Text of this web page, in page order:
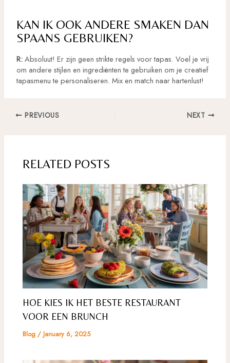
KAN IK OOK ANDERE SMAKEN DAN
SPAANS GEBRUIKEN?
R:Absoluut! Er zijn geen strikte regels voor tapas. Voel je vrij
om andere stijlen en ingrediënten te gebruiken om je creatief
tapasmenu te personaliseren. Mix en match naar hartenlust!
Post
PREVIOUS NEXT
RELATED POSTS
HOE KIES IK HET BESTE RESTAURANT
VOOR EEN BRUNCH
Blog /January 6, 2025